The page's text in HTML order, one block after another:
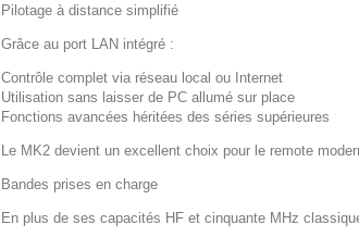
Pilotage à distance simplifié
Grâce au port LAN intégré :
Contrôle complet via réseau local ou Internet
Utilisation sans laisser de PC allumé sur place
Fonctions avancées héritées des séries supérieures
Le MK2 devient un excellent choix pour le remote
Bandes prises en charge
En plus de ses capacités HF et cinquante MHz